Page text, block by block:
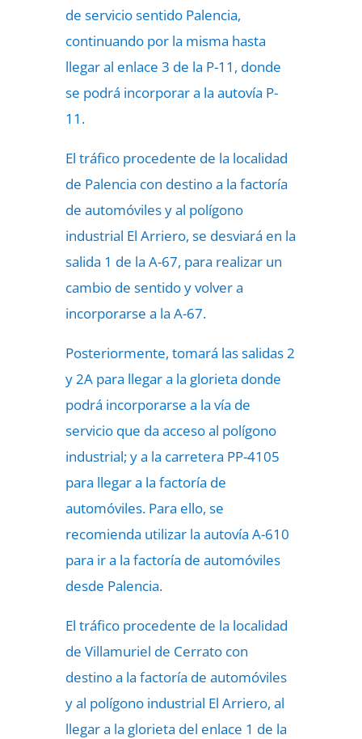
de servicio sentido Palencia,
continuando por la misma hasta
llegar al enlace 3 de la P-11, donde
se podrá incorporar a la autovía P-
11.
El tráfico procedente de la localidad
de Palencia con destino a la factoría
de automóviles y al polígono
industrial El Arriero, se desviará en la
salida 1 de la A-67, para realizar un
cambio de sentido y volver a
incorporarse a la A-67.
Posteriormente, tomará las salidas 2
y 2A para llegar a la glorieta donde
podrá incorporarse a la vía de
servicio que da acceso al polígono
industrial; y a la carretera PP-4105
para llegar a la factoría de
automóviles. Para ello, se
recomienda utilizar la autovía A-610
para ir a la factoría de automóviles
desde Palencia.
El tráfico procedente de la localidad
de Villamuriel de Cerrato con
destino a la factoría de automóviles
y al polígono industrial El Arriero, al
llegar a la glorieta del enlace 1 de la